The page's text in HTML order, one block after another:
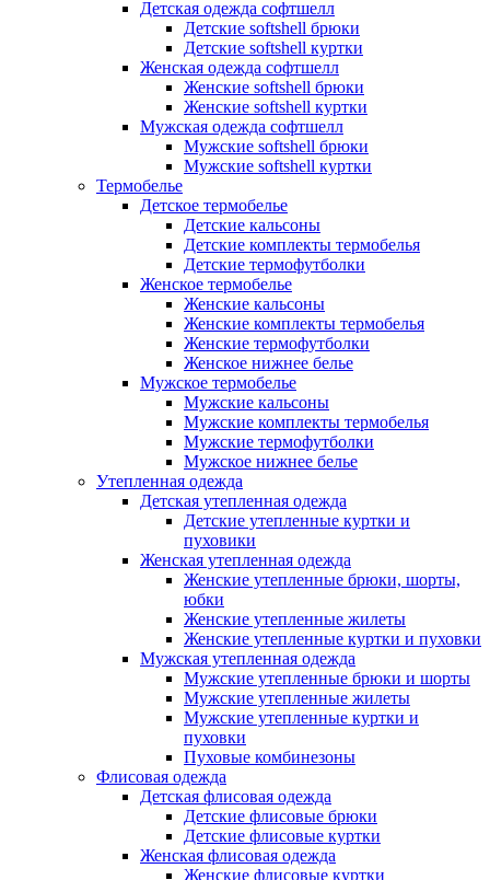
Детская одежда софтшелл
Детские softshell брюки
Детские softshell куртки
Женская одежда софтшелл
Женские softshell брюки
Женские softshell куртки
Мужская одежда софтшелл
Мужские softshell брюки
Мужские softshell куртки
Термобелье
Детское термобелье
Детские кальсоны
Детские комплекты термобелья
Детские термофутболки
Женское термобелье
Женские кальсоны
Женские комплекты термобелья
Женские термофутболки
Женское нижнее белье
Мужское термобелье
Мужские кальсоны
Мужские комплекты термобелья
Мужские термофутболки
Мужское нижнее белье
Утепленная одежда
Детская утепленная одежда
Детские утепленные куртки и
пуховики
Женская утепленная одежда
Женские утепленные брюки, шорты,
юбки
Женские утепленные жилеты
Женские утепленные куртки и пуховки
Мужская утепленная одежда
Мужские утепленные брюки и шорты
Мужские утепленные жилеты
Мужские утепленные куртки и
пуховки
Пуховые комбинезоны
Флисовая одежда
Детская флисовая одежда
Детские флисовые брюки
Детские флисовые куртки
Женская флисовая одежда
Женские флисовые куртки